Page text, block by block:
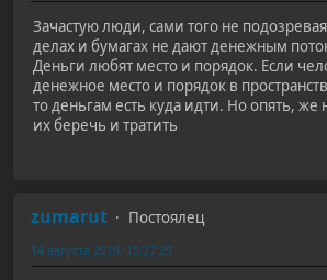
Зачастую люди, сами того не
делах и бумагах не дают денежным
Деньги любят место и порядок. Если
денежное место и порядок в
то деньгам есть куда идти. Но опять,
их беречь и тратить
zumarut
Постоялец
14 августа 2019, 13:27:29